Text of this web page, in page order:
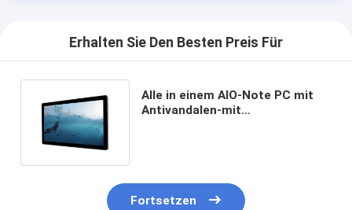
Erhalten Sie Den Besten Preis Für
Alle in einem AIO-Note PC mit
Antivandalen-mit
Fortsetzen